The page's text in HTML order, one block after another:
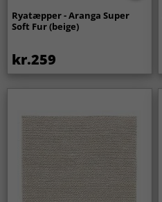
Ryatæpper - Aranga Super
Soft Fur (beige)
kr.259